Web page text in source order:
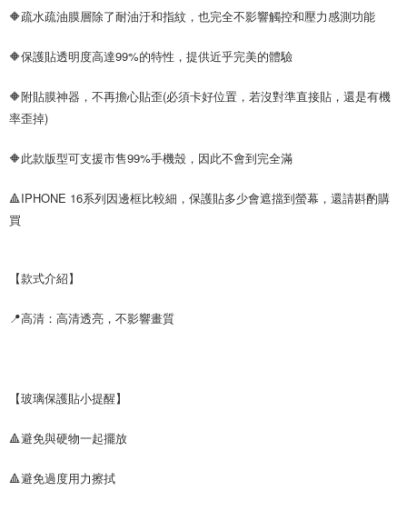
🔶疏水疏油膜層除了耐油汙和指紋，也完全不影響觸控和壓力感測功能
🔶保護貼透明度高達99%的特性，提供近乎完美的體驗
🔶附貼膜神器，不再擔心貼歪(必須卡好位置，若沒對準直接貼，還是有機
率歪掉)
🔶此款版型可支援市售99%手機殼，因此不會到完全滿
🔺IPHONE 16系列因邊框比較細，保護貼多少會遮擋到螢幕，還請斟酌購
買
【款式介紹】
📍高清：高清透亮，不影響畫質
【玻璃保護貼小提醒】
🔺避免與硬物一起擺放
🔺避免過度用力擦拭